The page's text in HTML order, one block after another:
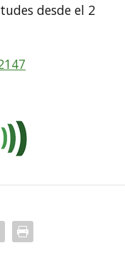
desde el 2